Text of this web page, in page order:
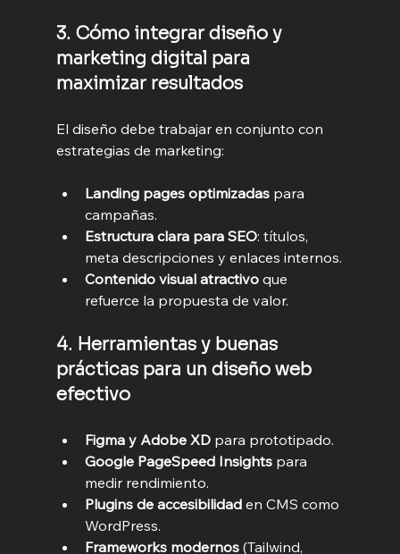
3. Cómo integrar diseño y
marketing digital para
maximizar resultados
El diseño debe trabajar en conjunto con
estrategias de marketing:
Landing pages optimizadas para
campañas.
Estructura clara para SEO: títulos,
meta descripciones y enlaces internos.
Contenido visual atractivo que
refuerce la propuesta de valor.
4. Herramientas y buenas
prácticas para un diseño web
efectivo
Figma y Adobe XD para prototipado.
Google PageSpeed Insights para
medir rendimiento.
Plugins de accesibilidad en CMS como
WordPress.
Frameworks modernos (Tailwind,